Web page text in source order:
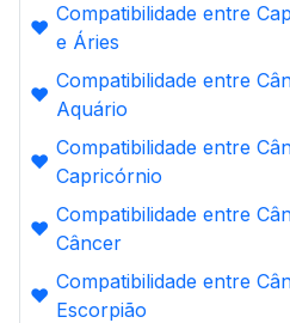
❤️
Compatibilidade entre
e Áries
❤️
Compatibilidade entre
Aquário
❤️
Compatibilidade entre
Capricórnio
❤️
Compatibilidade entre
Câncer
❤️
Compatibilidade entre
Escorpião